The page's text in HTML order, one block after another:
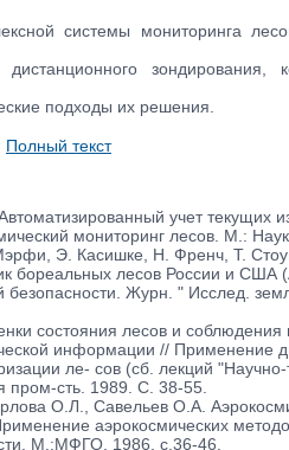
системы мониторинга
зондирования,
подходы их решения.
Полный текст
учет текущих
мониторинг лесов. М.:
Э. Касишке, Н. Френч, Т.
бореальных лесов России и США
Журн. " Исслед.
состояния лесов и соблюдения
информации // Применение
ле- сов (сб. лекций "Научно-
пром-сть. 1989. С. 38-55.
О.Л., Савельев О.А.
аэрокосмических
М.:МФГО, 1986, с.36-46.